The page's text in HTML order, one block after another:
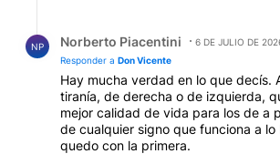
muestren disconformes y arrecien
el autor de la nota. Y lo fuerte son los
fácilmente corroborables con las
documentales básicas que ofrece
como cualquier buscador elemental.
afines comenzando a denostar al
ecuatoriano, en 3,........2.........1.......!
ver a Baasaltar Garcón?
NP Norberto Piacentini
6 DE JULIO DE
Responder a Don Vicente
Hay mucha verdad en lo que decís.
tiranía, de derecha o de izquierda,
mejor calidad de vida para los de a
de cualquier signo que funciona a lo
quedo con la primera.